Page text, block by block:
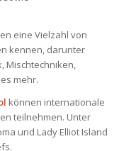
eine Vielzahl von
kennen, darunter
Mischtechniken,
mehr.
können internationale
teilnehmen. Unter
und Lady Elliot Island